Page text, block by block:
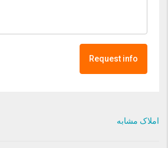
Request info
املاک مشابه